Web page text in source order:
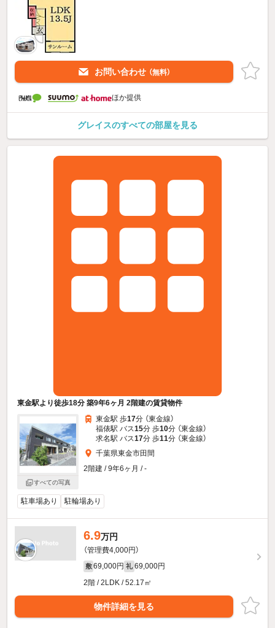
お問い合わせ （無料）
ほか提供
グレイスのすべての部屋を見る
東金駅より徒歩18分 築9年6ヶ月 2階建の賃貸物件
すべての写真
東金駅 歩17分 （東金線）
福俵駅 バス15分 歩10分 （東金線）
求名駅 バス17分 歩11分 （東金線）
千葉県東金市田間
2階建 / 9年6ヶ月 / -
駐車場あり 駐輪場あり
6.9万円
（管理費4,000円）
敷 69,000円 礼 69,000円
2階 / 2LDK / 52.17㎡
物件詳細を見る